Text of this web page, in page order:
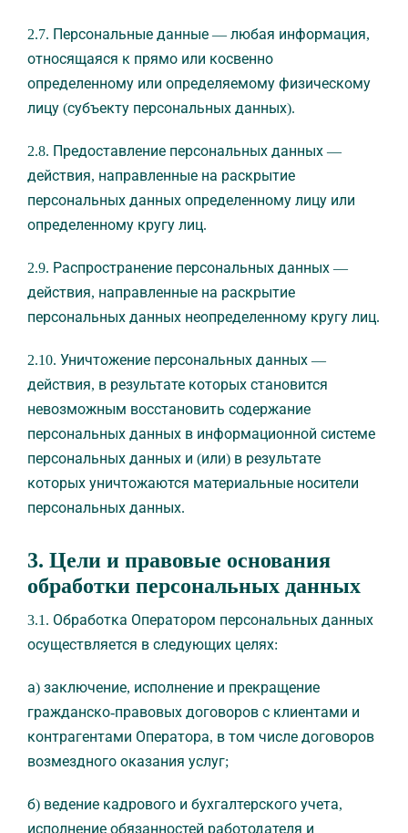
2.7. Персональные данные — любая информация,
относящаяся к прямо или косвенно
определенному или определяемому физическому
лицу (субъекту персональных данных).
2.8. Предоставление персональных данных —
действия, направленные на раскрытие
персональных данных определенному лицу или
определенному кругу лиц.
2.9. Распространение персональных данных —
действия, направленные на раскрытие
персональных данных неопределенному кругу лиц.
2.10. Уничтожение персональных данных —
действия, в результате которых становится
невозможным восстановить содержание
персональных данных в информационной системе
персональных данных и (или) в результате
которых уничтожаются материальные носители
персональных данных.
3. Цели и правовые основания
обработки персональных данных
3.1. Обработка Оператором персональных данных
осуществляется в следующих целях:
а) заключение, исполнение и прекращение
гражданско-правовых договоров с клиентами и
контрагентами Оператора, в том числе договоров
возмездного оказания услуг;
б) ведение кадрового и бухгалтерского учета,
исполнение обязанностей работодателя и